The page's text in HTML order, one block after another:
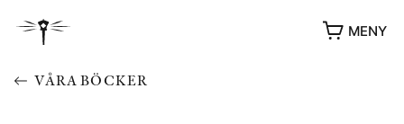
MENY
VÅRA BÖCKER